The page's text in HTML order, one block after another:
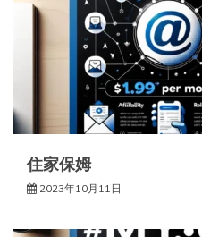
住家保姆
2023年10月11日